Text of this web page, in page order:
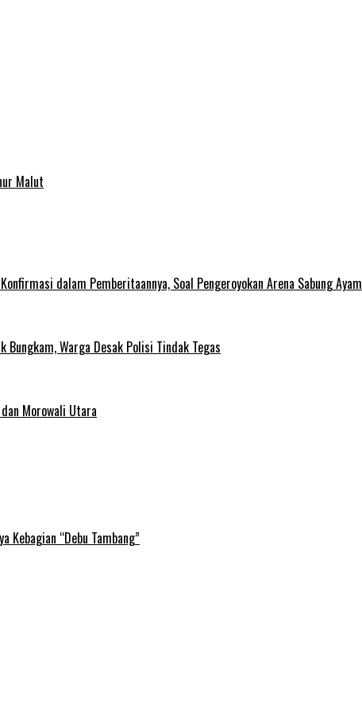
Malut
dalam Pemberitaannya, Soal Pengeroyokan Arena Sabung Ayam
Bungkam, Warga Desak Polisi Tindak Tegas
Morowali Utara
Kebagian “Debu Tambang”